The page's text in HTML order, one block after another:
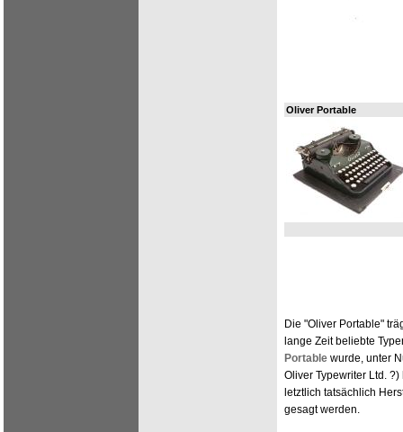
Oliver Portable
Die "Oliver Portable"
lange Zeit beliebte
Portable wurde, unter
Oliver Typewriter Ltd.
letztlich tatsächlich
gesagt werden.